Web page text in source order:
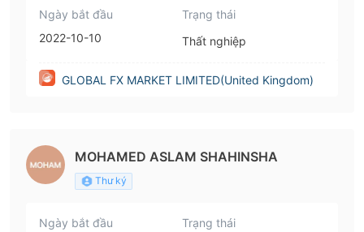
Ngày bắt đầu
2022-10-10
Trạng thái
Thất nghiệp
GLOBAL FX MARKET LIMITED(United Kingdom)
MOHAMED ASLAM SHAHINSHA
Thư ký
Ngày bắt đầu
Trạng thái